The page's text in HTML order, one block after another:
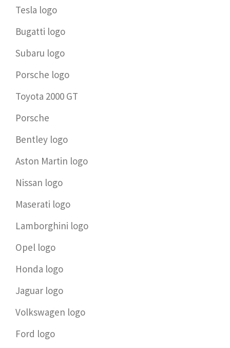
Tesla logo
Bugatti logo
Subaru logo
Porsche logo
Toyota 2000 GT
Porsche
Bentley logo
Aston Martin logo
Nissan logo
Maserati logo
Lamborghini logo
Opel logo
Honda logo
Jaguar logo
Volkswagen logo
Ford logo